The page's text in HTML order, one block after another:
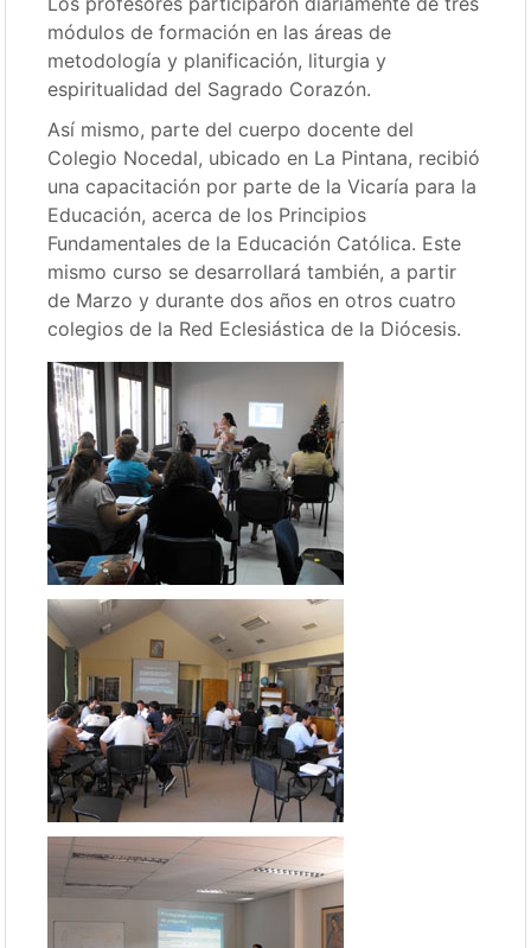
módulos de formación en las áreas de
metodología y planificación, liturgia y
espiritualidad del Sagrado Corazón.
Así mismo, parte del cuerpo docente del
Colegio Nocedal, ubicado en La Pintana, recibió
una capacitación por parte de la Vicaría para la
Educación, acerca de los Principios
Fundamentales de la Educación Católica. Este
mismo curso se desarrollará también, a partir
de Marzo y durante dos años en otros cuatro
colegios de la Red Eclesiástica de la Diócesis.